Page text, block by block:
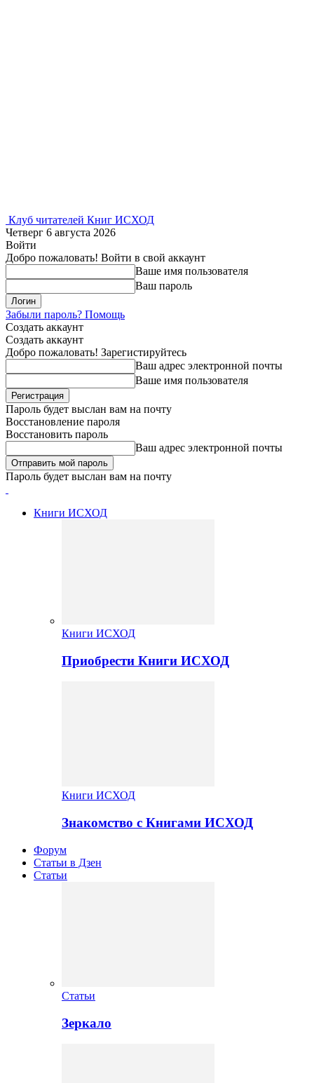
Клуб читателей Книг ИСХОД
Четверг 6 августа 2026
Войти
Добро пожаловать! Войти в свой аккаунт
Ваше имя пользователя
Ваш пароль
Забыли пароль? Помощь
Создать аккаунт
Создать аккаунт
Добро пожаловать! Зарегистируйтесь
Ваш адрес электронной почты
Ваше имя пользователя
Пароль будет выслан вам на почту
Восстановление пароля
Восстановить пароль
Ваш адрес электронной почты
Пароль будет выслан вам на почту
Книги ИСХОД
Книги ИСХОД
Приобрести Книги ИСХОД
Книги ИСХОД
Знакомство с Книгами ИСХОД
Форум
Статьи в Дзен
Статьи
Статьи
Зеркало